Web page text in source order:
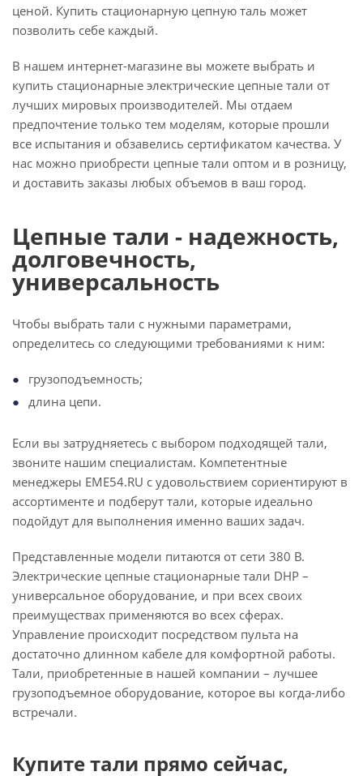
ценой. Купить стационарную цепную таль может
позволить себе каждый.
В нашем интернет-магазине вы можете выбрать и
купить стационарные электрические цепные тали от
лучших мировых производителей. Мы отдаем
предпочтение только тем моделям, которые прошли
все испытания и обзавелись сертификатом качества. У
нас можно приобрести цепные тали оптом и в розницу,
и доставить заказы любых объемов в ваш город.
Цепные тали - надежность,
долговечность,
универсальность
Чтобы выбрать тали с нужными параметрами,
определитесь со следующими требованиями к ним:
грузоподъемность;
длина цепи.
Если вы затрудняетесь с выбором подходящей тали,
звоните нашим специалистам. Компетентные
менеджеры EME54.RU с удовольствием сориентируют в
ассортименте и подберут тали, которые идеально
подойдут для выполнения именно ваших задач.
Представленные модели питаются от сети 380 В.
Электрические цепные стационарные тали DHP –
универсальное оборудование, и при всех своих
преимуществах применяются во всех сферах.
Управление происходит посредством пульта на
достаточно длинном кабеле для комфортной работы.
Тали, приобретенные в нашей компании – лучшее
грузоподъемное оборудование, которое вы когда-либо
встречали.
Купите тали прямо сейчас,